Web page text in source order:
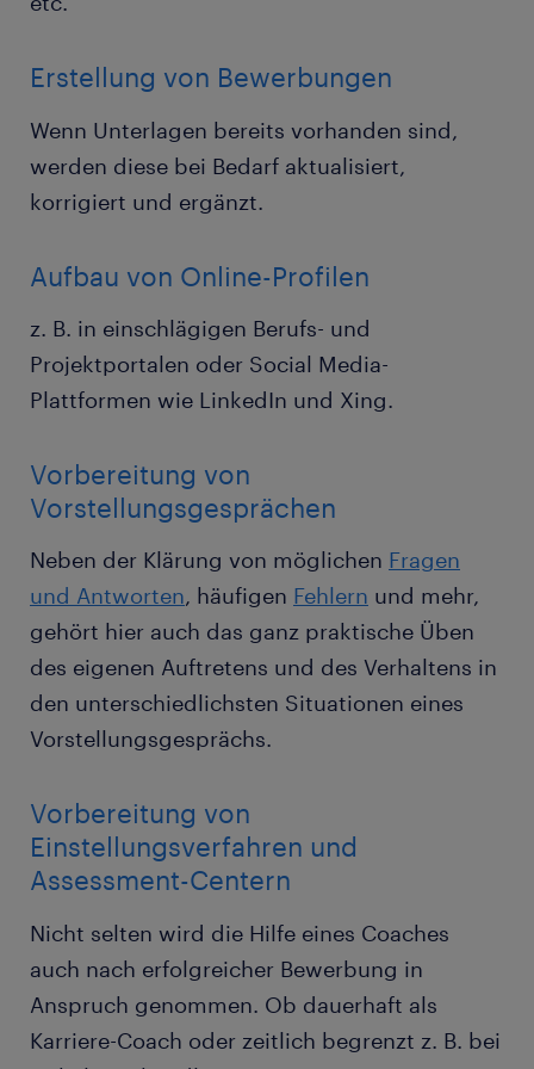
Erstellung von Bewerbungen
Wenn Unterlagen bereits vorhanden sind,
werden diese bei Bedarf aktualisiert,
korrigiert und ergänzt.
Aufbau von Online-Profilen
z. B. in einschlägigen Berufs- und
Projektportalen oder Social Media-
Plattformen wie LinkedIn und Xing.
Vorbereitung von
Vorstellungsgesprächen
Neben der Klärung von möglichen Fragen
und Antworten, häufigen Fehlern und mehr,
gehört hier auch das ganz praktische Üben
des eigenen Auftretens und des Verhaltens in
den unterschiedlichsten Situationen eines
Vorstellungsgesprächs.
Vorbereitung von
Einstellungsverfahren und
Assessment-Centern
Nicht selten wird die Hilfe eines Coaches
auch nach erfolgreicher Bewerbung in
Anspruch genommen. Ob dauerhaft als
Karriere-Coach oder zeitlich begrenzt z. B. bei